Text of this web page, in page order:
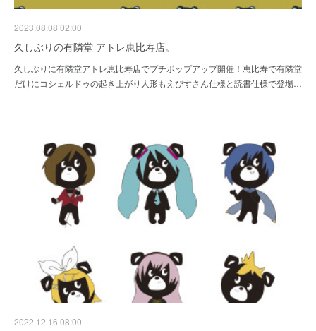
2023.08.08 02:00
久しぶりの有隣堂 アトレ恵比寿店。
久しぶりに有隣堂アトレ恵比寿店でプチポップアップ開催！恵比寿で有隣堂
だけにコシェルドゥの起き上がり人形もえびすさん仕様と読書仕様で登場…
2022.12.16 08:00